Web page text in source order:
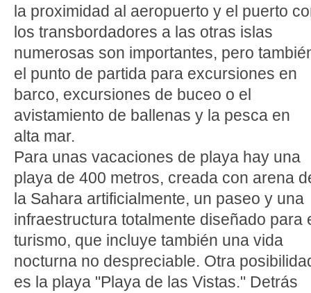
la proximidad al aeropuerto y el puerto
los transbordadores a las otras islas
numerosas son importantes, pero
el punto de partida para excursiones en
barco, excursiones de buceo o el
avistamiento de ballenas y la pesca en
alta mar.
Para unas vacaciones de playa hay una
playa de 400 metros, creada con arena
la Sahara artificialmente, un paseo y una
infraestructura totalmente diseñado para
turismo, que incluye también una vida
nocturna no despreciable. Otra
es la playa "Playa de las Vistas." Detrás